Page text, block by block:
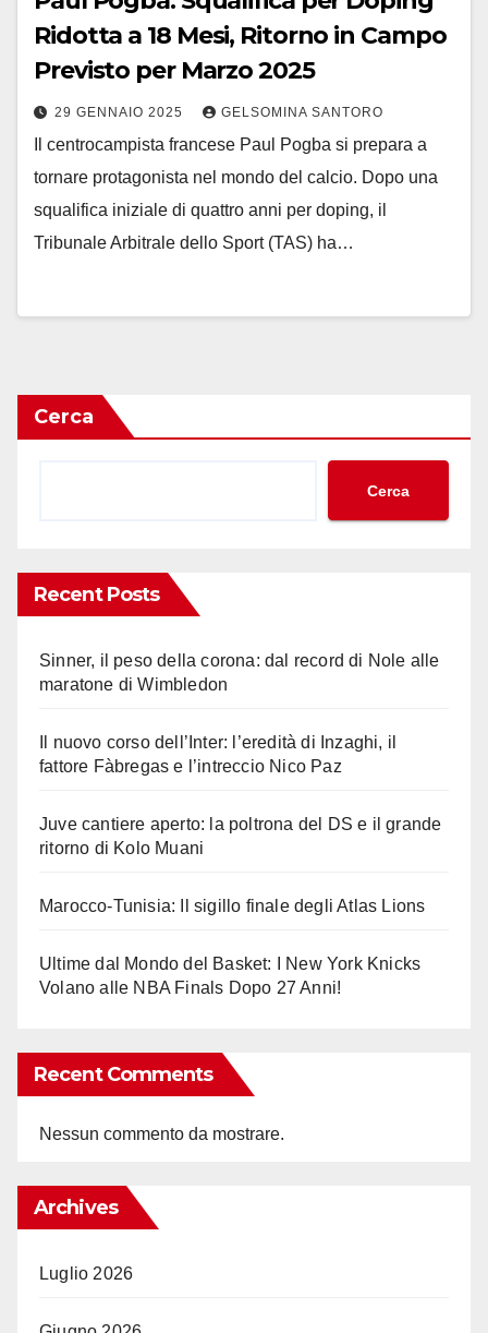
Ridotta a 18 Mesi, Ritorno in Campo
Previsto per Marzo 2025
29 GENNAIO 2025 GELSOMINA SANTORO
Il centrocampista francese Paul Pogba si prepara a
tornare protagonista nel mondo del calcio. Dopo una
squalifica iniziale di quattro anni per doping, il
Tribunale Arbitrale dello Sport (TAS) ha…
Cerca
Cerca
Recent Posts
Sinner, il peso della corona: dal record di Nole alle
maratone di Wimbledon
Il nuovo corso dell’Inter: l’eredità di Inzaghi, il
fattore Fàbregas e l’intreccio Nico Paz
Juve cantiere aperto: la poltrona del DS e il grande
ritorno di Kolo Muani
Marocco-Tunisia: Il sigillo finale degli Atlas Lions
Ultime dal Mondo del Basket: I New York Knicks
Volano alle NBA Finals Dopo 27 Anni!
Recent Comments
Nessun commento da mostrare.
Archives
Luglio 2026